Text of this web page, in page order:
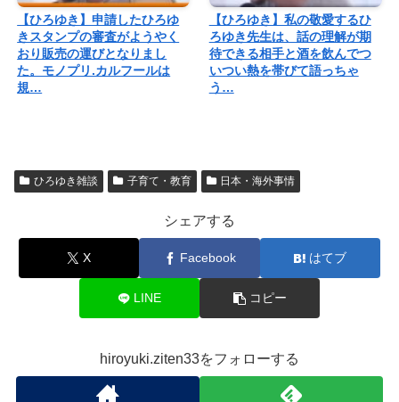
【ひろゆき】申請したひろゆ
きスタンプの審査がようやく
おり販売の運びとなりまし
た。モノプリ.カルフールは
規…
【ひろゆき】私の敬愛するひ
ろゆき先生は、話の理解が期
待できる相手と酒を飲んでつ
いつい熱を帯びて語っちゃ
う…
ひろゆき雑談 子育て・教育 日本・海外事情
シェアする
X Facebook はてブ
LINE コピー
hiroyuki.ziten33をフォローする